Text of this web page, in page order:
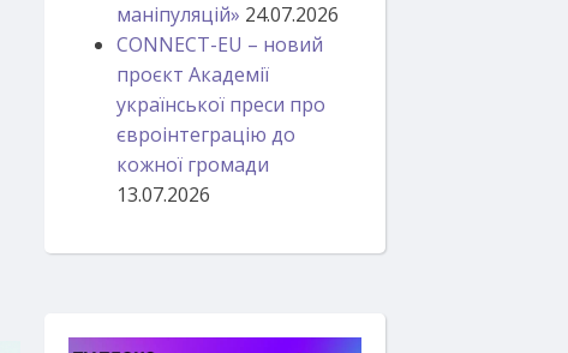
маніпуляцій» 24.07.2026
CONNECT-EU – новий
проєкт Академії
української преси про
євроінтеграцію до
кожної громади
13.07.2026